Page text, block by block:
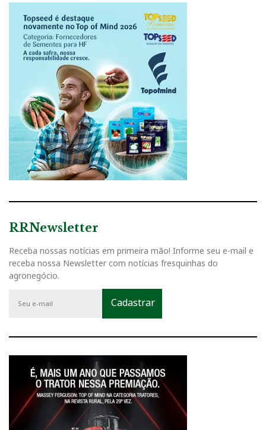
RRNewsletter
Receba nossas notícias em primeira mão! Informe seu e-mail e
receba nossa Newsletter com notícias fresquinhas do
agronegócio.